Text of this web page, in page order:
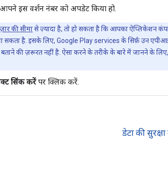
इस वर्शन नंबर को अपडेट किया हो.
की सीमासे ज़्यादा है, तो हो सकता है कि आपका ऐप्लिकेशन
है. इसके लिए, Google Play services के सिर्फ़ उन
की ज़रूरत नहीं है. ऐसा करने के तरीके के बारे में जानने के लिए,
सिंक करेंपर क्लिक करें.
डेटा की